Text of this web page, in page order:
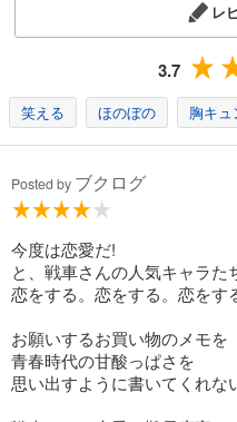
レ
3.7
笑える ほのぼの 胸キュ
Posted by ブクログ
今度は恋愛だ!
と、戦車さんの人気キャラた
恋をする。恋をする。恋をす
お願いするお買い物のメモを
青春時代の甘酸っぱさを
思い出すように書いてくれな